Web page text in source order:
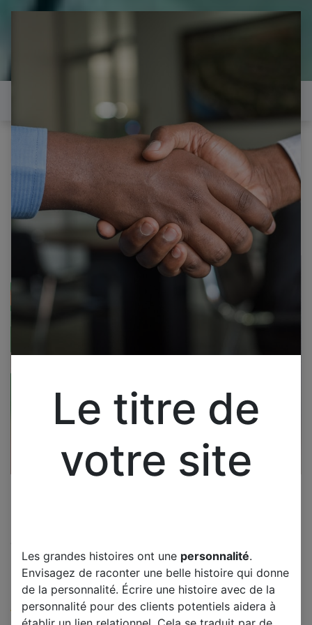
il est temps de
réparer...Electronique 66 est
heureux de vous aider
Tous les produits
SAMSUNG LE32A336J1D CARTE T-CON V315B3-
C04
SAMSUNG LE32A336J1D
CARTE T-CON V315B3-C04
(0 avis)
Le titre de
votre site
Les grandes histoires ont une personnalité.
Envisagez de raconter une belle histoire qui donne
de la personnalité. Écrire une histoire avec de la
personnalité pour des clients potentiels aidera à